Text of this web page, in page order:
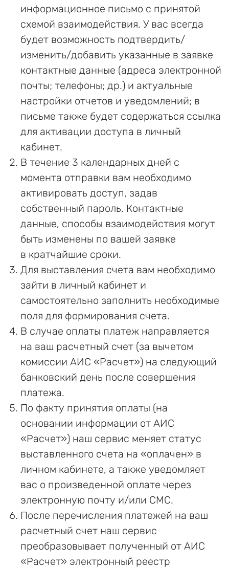
информационное письмо с принятой
схемой взаимодействия. У вас всегда
будет возможность подтвердить/
изменить/добавить указанные в заявке
контактные данные (адреса электронной
почты; телефоны; др.) и актуальные
настройки отчетов и уведомлений; в
письме также будет содержаться ссылка
для активации доступа в личный
кабинет.
В течение 3 календарных дней с
момента отправки вам необходимо
активировать доступ, задав
собственный пароль. Контактные
данные, способы взаимодействия могут
быть изменены по вашей заявке
в кратчайшие сроки.
Для выставления счета вам необходимо
зайти в личный кабинет и
самостоятельно заполнить необходимые
поля для формирования счета.
В случае оплаты платеж направляется
на ваш расчетный счет (за вычетом
комиссии АИС «Расчет») на следующий
банковский день после совершения
платежа.
По факту принятия оплаты (на
основании информации от АИС
«Расчет») наш сервис меняет статус
выставленного счета на «оплачен» в
личном кабинете, а также уведомляет
вас о произведенной оплате через
электронную почту и/или СМС.
После перечисления платежей на ваш
расчетный счет наш сервис
преобразовывает полученный от АИС
«Расчет» электронный реестр